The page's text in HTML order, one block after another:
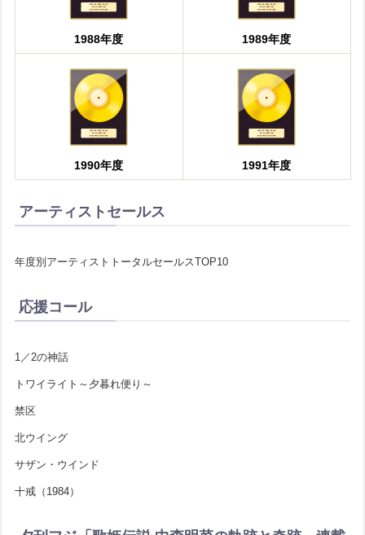
1988年度 1989年度
1990年度 1991年度
アーティストセールス
年度別アーティストトータルセールスTOP10
応援コール
1／2の神話
トワイライト～夕暮れ便り～
禁区
北ウイング
サザン・ウインド
十戒（1984）